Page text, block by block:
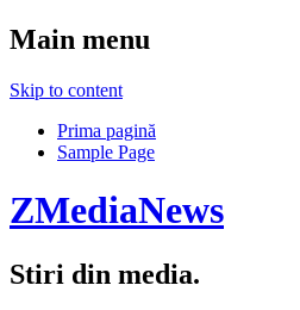
Main menu
Skip to content
Prima pagină
Sample Page
ZMediaNews
Stiri din media.